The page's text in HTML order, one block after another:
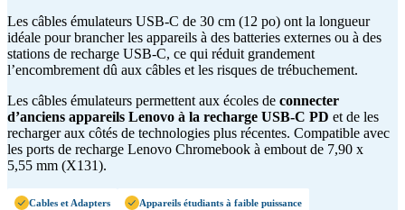
Les câbles émulateurs USB-C de 30 cm (12 po) ont la longueur
idéale pour brancher les appareils à des batteries externes ou à des
stations de recharge USB-C, ce qui réduit grandement
l’encombrement dû aux câbles et les risques de trébuchement.
Les câbles émulateurs permettent aux écoles de connecter
d’anciens appareils Lenovo à la recharge USB-C PD et de les
recharger aux côtés de technologies plus récentes. Compatible avec
les ports de recharge Lenovo Chromebook à embout de 7,90 x
5,55 mm (X131).
Cables et Adapters Appareils étudiants à faible puissance